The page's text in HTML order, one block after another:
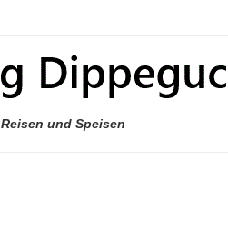
Reisen und Speisen